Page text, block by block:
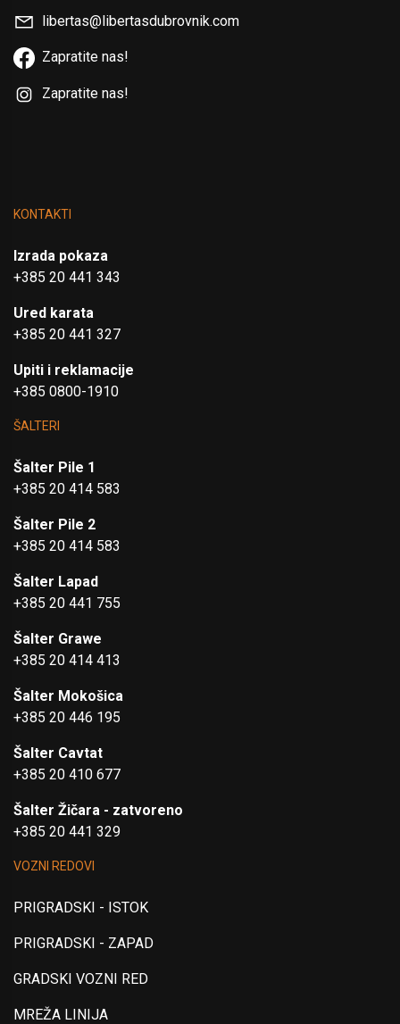
libertas@libertasdubrovnik.com
Zapratite nas!
Zapratite nas!
KONTAKTI
Izrada pokaza
+385 20 441 343
Ured karata
+385 20 441 327
Upiti i reklamacije
+385 0800-1910
ŠALTERI
Šalter Pile 1
+385 20 414 583
Šalter Pile 2
+385 20 414 583
Šalter Lapad
+385 20 441 755
Šalter Grawe
+385 20 414 413
Šalter Mokošica
+385 20 446 195
Šalter Cavtat
+385 20 410 677
Šalter Žičara - zatvoreno
+385 20 441 329
VOZNI REDOVI
PRIGRADSKI - ISTOK
PRIGRADSKI - ZAPAD
GRADSKI VOZNI RED
MREŽA LINIJA